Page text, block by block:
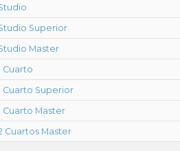
Superior
Master
Cuarto
Cuarto Superior
Cuarto Master
Cuartos Master